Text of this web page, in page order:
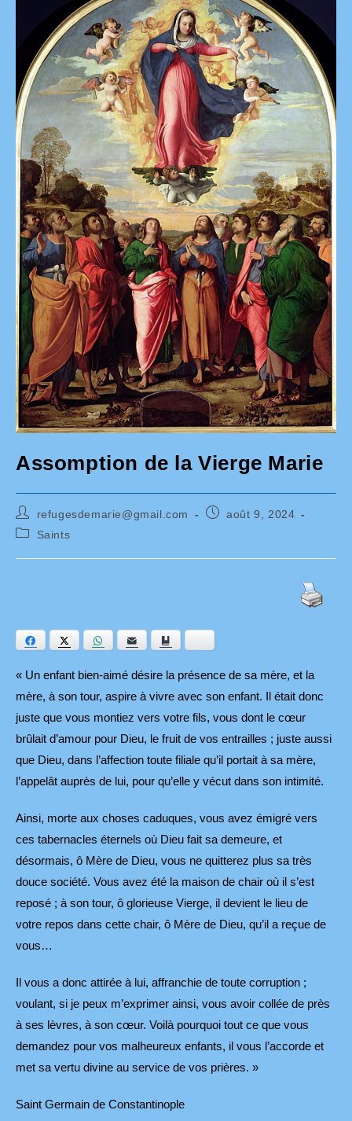
Assomption de la Vierge Marie
Auteur/autrice
de
la
publication :
refugesdemarie@gmail.com
Publication
août 9, 2024
PostSaints
Facebook Twitter WhatsAppE-mail
« Un enfant bien-aimé désire la présence de sa mère, et la
mère, à son tour, aspire à vivre avec son enfant. Il était donc
juste que vous montiez vers votre fils, vous dont le cœur
brûlait d’amour pour Dieu, le fruit de vos entrailles ; juste aussi
que Dieu, dans l’affection toute filiale qu’il portait à sa mère,
l’appelât auprès de lui, pour qu’elle y vécut dans son intimité.
Ainsi, morte aux choses caduques, vous avez émigré vers
ces tabernacles éternels où Dieu fait sa demeure, et
désormais, ô Mère de Dieu, vous ne quitterez plus sa très
douce société. Vous avez été la maison de chair où il s’est
reposé ; à son tour, ô glorieuse Vierge, il devient le lieu de
votre repos dans cette chair, ô Mère de Dieu, qu’il a reçue de
vous…
Il vous a donc attirée à lui, affranchie de toute corruption ;
voulant, si je peux m’exprimer ainsi, vous avoir collée de près
à ses lèvres, à son cœur. Voilà pourquoi tout ce que vous
demandez pour vos malheureux enfants, il vous l’accorde et
met sa vertu divine au service de vos prières. »
Saint Germain de Constantinople